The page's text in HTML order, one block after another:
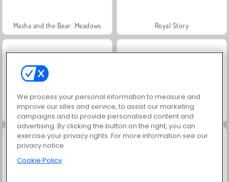
Masha and the Bear: Meadows Royal Story
Scala 40 Vamos Pescar!
We process your personal information to measure and
improve our sites and service, to assist our marketing
campaigns and to provide personalised content and
advertising. By clicking the button on the right, you can
exercise your privacy rights. For more information see our
privacy notice
Cookie Policy